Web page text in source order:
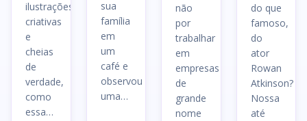
ilustrações
criativas
e
cheias
de
verdade,
como
essa…
sua
família
em
um
café e
observou
uma…
não
por
trabalhar
em
empresas
de
grande
nome
do que
famoso,
do
ator
Rowan
Atkinson?
Nossa
até